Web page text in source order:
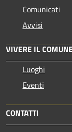
Comunicati
Avvisi
VIVERE IL
Luoghi
Eventi
CONTATTI